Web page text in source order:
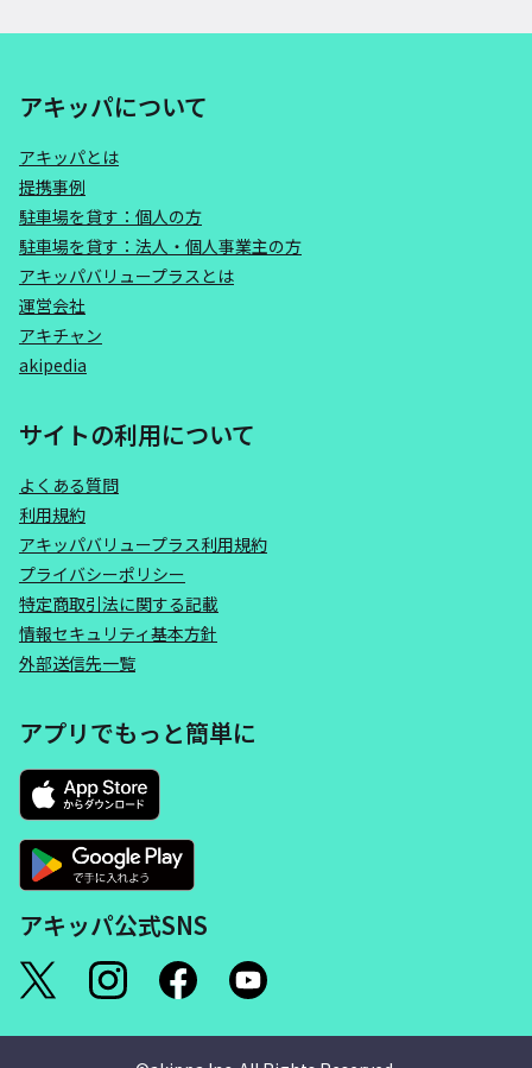
アキッパについて
アキッパとは
提携事例
駐車場を貸す：個人の方
駐車場を貸す：法人・個人事業主の方
アキッパバリュープラスとは
運営会社
アキチャン
akipedia
サイトの利用について
よくある質問
利用規約
アキッパバリュープラス利用規約
プライバシーポリシー
特定商取引法に関する記載
情報セキュリティ基本方針
外部送信先一覧
アプリでもっと簡単に
アキッパ公式SNS